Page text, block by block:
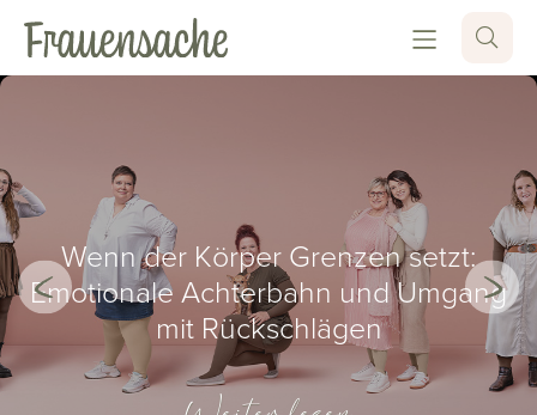
Wenn der Körper Grenzen setzt:
Emotionale Achterbahn und Umgang
mit Rückschlägen